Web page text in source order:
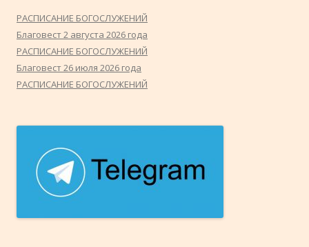
РАСПИСАНИЕ БОГОСЛУЖЕНИЙ
Благовест 2 августа 2026 года
РАСПИСАНИЕ БОГОСЛУЖЕНИЙ
Благовест 26 июля 2026 года
РАСПИСАНИЕ БОГОСЛУЖЕНИЙ